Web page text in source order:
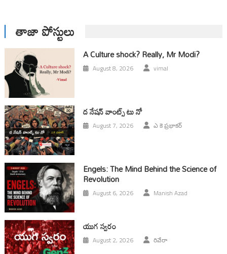
తాజా పోస్టులు
A Culture shock? Really, Mr Modi?
August 8, 2026 vimal
ద నేషన్ వాంట్స్ టు నో
August 7, 2026 ఎ కె ప్రభాకర్
Engels: The Mind Behind the Science of
Revolution
August 6, 2026 Manish Azad
యుగ స్వ‌రం
August 2, 2026 రివేరా